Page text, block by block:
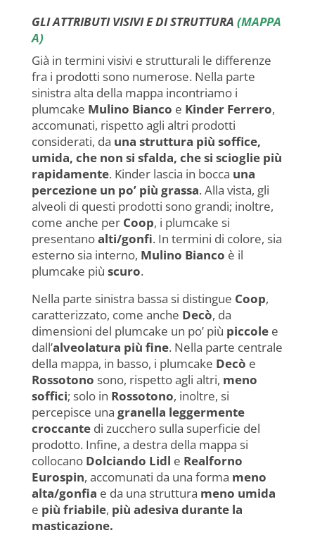
GLI ATTRIBUTI VISIVI E DI STRUTTURA (MAPPA
A)
Già in termini visivi e strutturali le differenze
fra i prodotti sono numerose. Nella parte
sinistra alta della mappa incontriamo i
plumcake Mulino Bianco e Kinder Ferrero,
accomunati, rispetto agli altri prodotti
considerati, da una struttura più soffice,
umida, che non si sfalda, che si scioglie più
rapidamente. Kinder lascia in bocca una
percezione un po’ più grassa. Alla vista, gli
alveoli di questi prodotti sono grandi; inoltre,
come anche per Coop, i plumcake si
presentanoalti/gonfi. In termini di colore, sia
esterno sia interno, Mulino Bianco è il
plumcake più scuro.
Nella parte sinistra bassa si distingue Coop,
caratterizzato, come anche Decò, da
dimensioni del plumcake un po’ più piccolee
dall’alveolatura più fine. Nella parte centrale
della mappa, in basso, i plumcake Decò e
Rossotono sono, rispetto agli altri, meno
soffici; solo in Rossotono, inoltre, si
percepisce una granella leggermente
croccantedi zucchero sulla superficie del
prodotto. Infine, a destra della mappa si
collocano Dolciando Lidl e Realforno
Eurospin, accomunati da una forma meno
alta/gonfia e da una struttura meno umida
e più friabile, più adesiva durante la
masticazione.